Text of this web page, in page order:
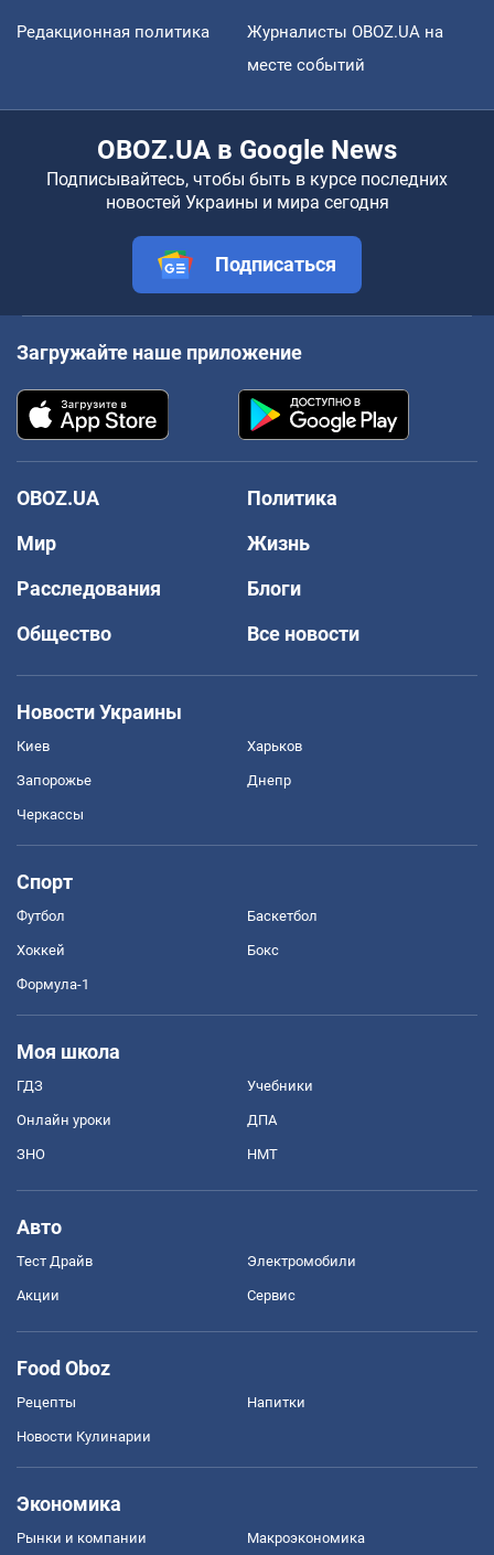
Редакционная политика
Журналисты OBOZ.UA на
месте событий
OBOZ.UA в Google News
Подписывайтесь, чтобы быть в курсе последних
новостей Украины и мира сегодня
Подписаться
Загружайте наше приложение
OBOZ.UA
Политика
Мир
Жизнь
Расследования
Блоги
Общество
Все новости
Новости Украины
Киев Харьков
Запорожье Днепр
Черкассы
Спорт
Футбол Баскетбол
Хоккей Бокс
Формула-1
Моя школа
ГДЗ Учебники
Онлайн уроки ДПА
ЗНО НМТ
Авто
Тест Драйв Электромобили
Акции Сервис
Food Oboz
Рецепты Напитки
Новости Кулинарии
Экономика
Рынки и компании Mакроэкономика